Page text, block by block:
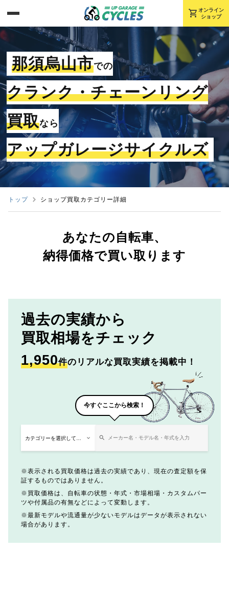
shopping_cart オンライン
ショップ
那須烏山市での
クランク・チェーンリング
買取なら
アップガレージサイクルズ
トップ ショップ買取カテゴリー詳細
あなたの自転車、
納得価格で買い取ります
過去の実績から
買取相場をチェック
1,950件のリアルな買取実績を掲載中！
今すぐここから検索！
表示される買取価格は過去の実績であり、現在の査定額を保
証するものではありません。
買取価格は、自転車の状態・年式・市場相場・カスタムパー
ツや付属品の有無などによって変動します。
最新モデルや流通量が少ないモデルはデータが表示されない
場合があります。